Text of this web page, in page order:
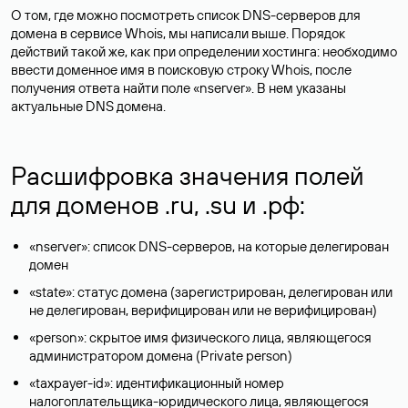
О том, где можно посмотреть список DNS-серверов для
домена в сервисе Whois, мы написали выше. Порядок
действий такой же, как при определении хостинга: необходимо
ввести доменное имя в поисковую строку Whois, после
получения ответа найти поле «nserver». В нем указаны
актуальные DNS домена.
Расшифровка значения полей
для доменов .ru, .su и .рф:
«nserver»: список DNS-серверов, на которые делегирован
домен
«state»: статус домена (зарегистрирован, делегирован или
не делегирован, верифицирован или не верифицирован)
«person»: скрытое имя физического лица, являющегося
администратором домена (Privatе person)
«taxpayer-id»: идентификационный номер
налогоплательщика-юридического лица, являющегося